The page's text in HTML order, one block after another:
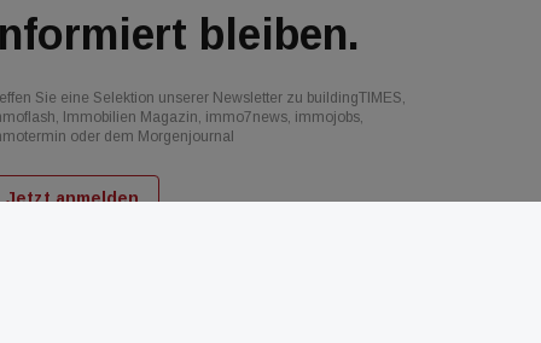
bleiben.
Sie eine Selektion unserer Newsletter zu buildingTIMES,
Immobilien Magazin, immo7news, immojobs,
oder dem Morgenjournal
Jetzt anmelden